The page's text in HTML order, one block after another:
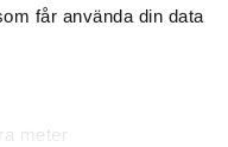
får använda din data
meter